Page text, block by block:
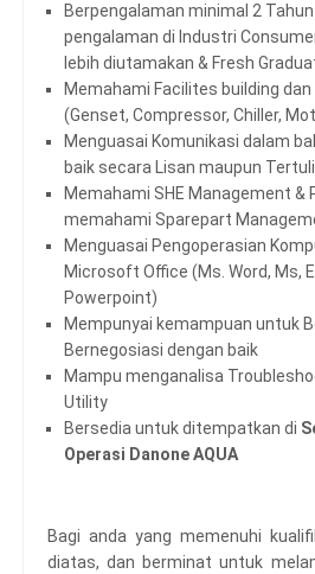
Berpengalaman minimal 2
pengalaman di Industri
lebih diutamakan & Fresh
Memahami Facilites building
(Genset, Compressor, Chiller,
Menguasai Komunikasi dalam
baik secara Lisan maupun
Memahami SHE Management &
memahami Sparepart
Menguasai Pengoperasian
Microsoft Office (Ms. Word, Ms,
Powerpoint)
Mempunyai kemampuan untuk
Bernegosiasi dengan baik
Mampu menganalisa
Utility
Bersedia untuk ditempatkan di
Operasi Danone AQUA
Bagi anda yang memenuhi
diatas, dan berminat untuk